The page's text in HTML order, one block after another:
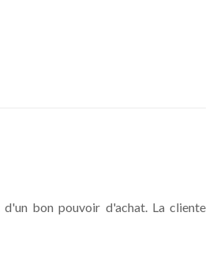
bon pouvoir d'achat. La cliente